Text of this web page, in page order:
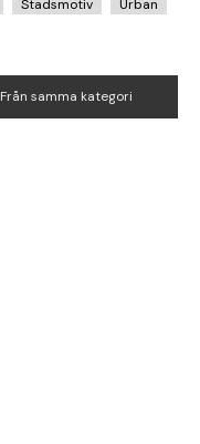
Stadsmotiv
Urban
Från samma kategori